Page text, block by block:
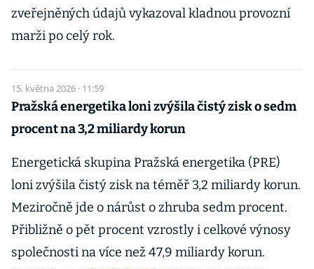
zveřejněných údajů vykazoval kladnou provozní
marži po celý rok.
15. května 2026 · 11:59
Pražská energetika loni zvýšila čistý zisk o sedm
procent na 3,2 miliardy korun
Energetická skupina Pražská energetika (PRE)
loni zvýšila čistý zisk na téměř 3,2 miliardy korun.
Meziročně jde o nárůst o zhruba sedm procent.
Přibližně o pět procent vzrostly i celkové výnosy
společnosti na více než 47,9 miliardy korun.